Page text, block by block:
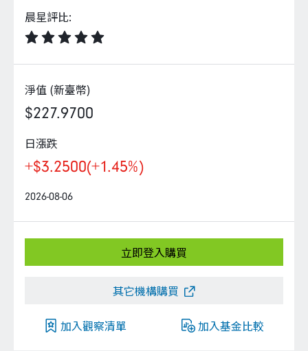
客戶服務
線上交易
晨星評比:
淨值 (新臺幣)
$227.9700
日漲跌
+$3.2500(+1.45%)
2026-08-06
立即登入購買
其它機構購買
加入觀察清單 加入基金比較